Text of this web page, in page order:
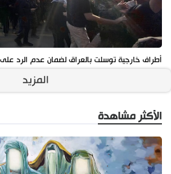
أطراف خارجية توسلت بالعراق لضمان عدم الرد على
المزيد
الأكثر مشاهدة